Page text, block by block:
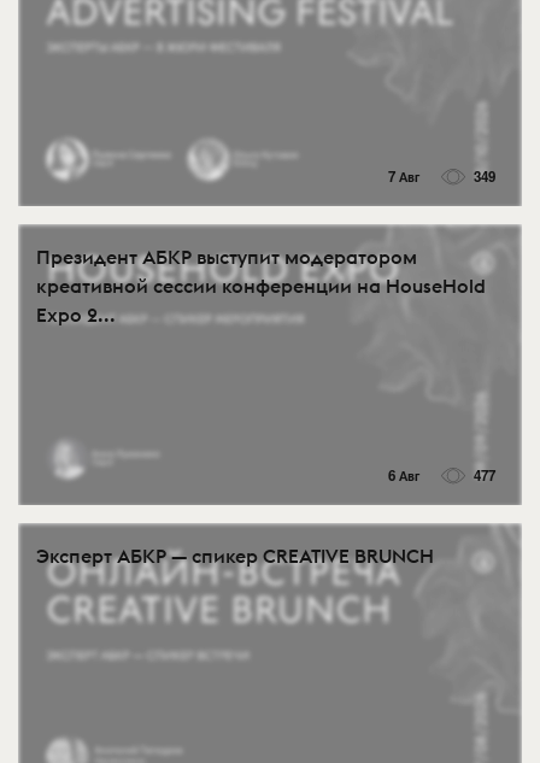
7 Авг 349
Президент АБКР выступит модератором
креативной сессии конференции на HouseHold
Expo 2...
6 Авг 477
Эксперт АБКР — спикер CREATIVE BRUNCH